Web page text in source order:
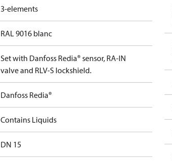
3-elements
RAL 9016 blanc
Set with Danfoss Redia® sensor, RA-IN
valve and RLV-S lockshield.
Danfoss Redia®
Contains Liquids
DN 15